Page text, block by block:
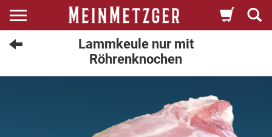
Lammkeule nur mit
Röhrenknochen